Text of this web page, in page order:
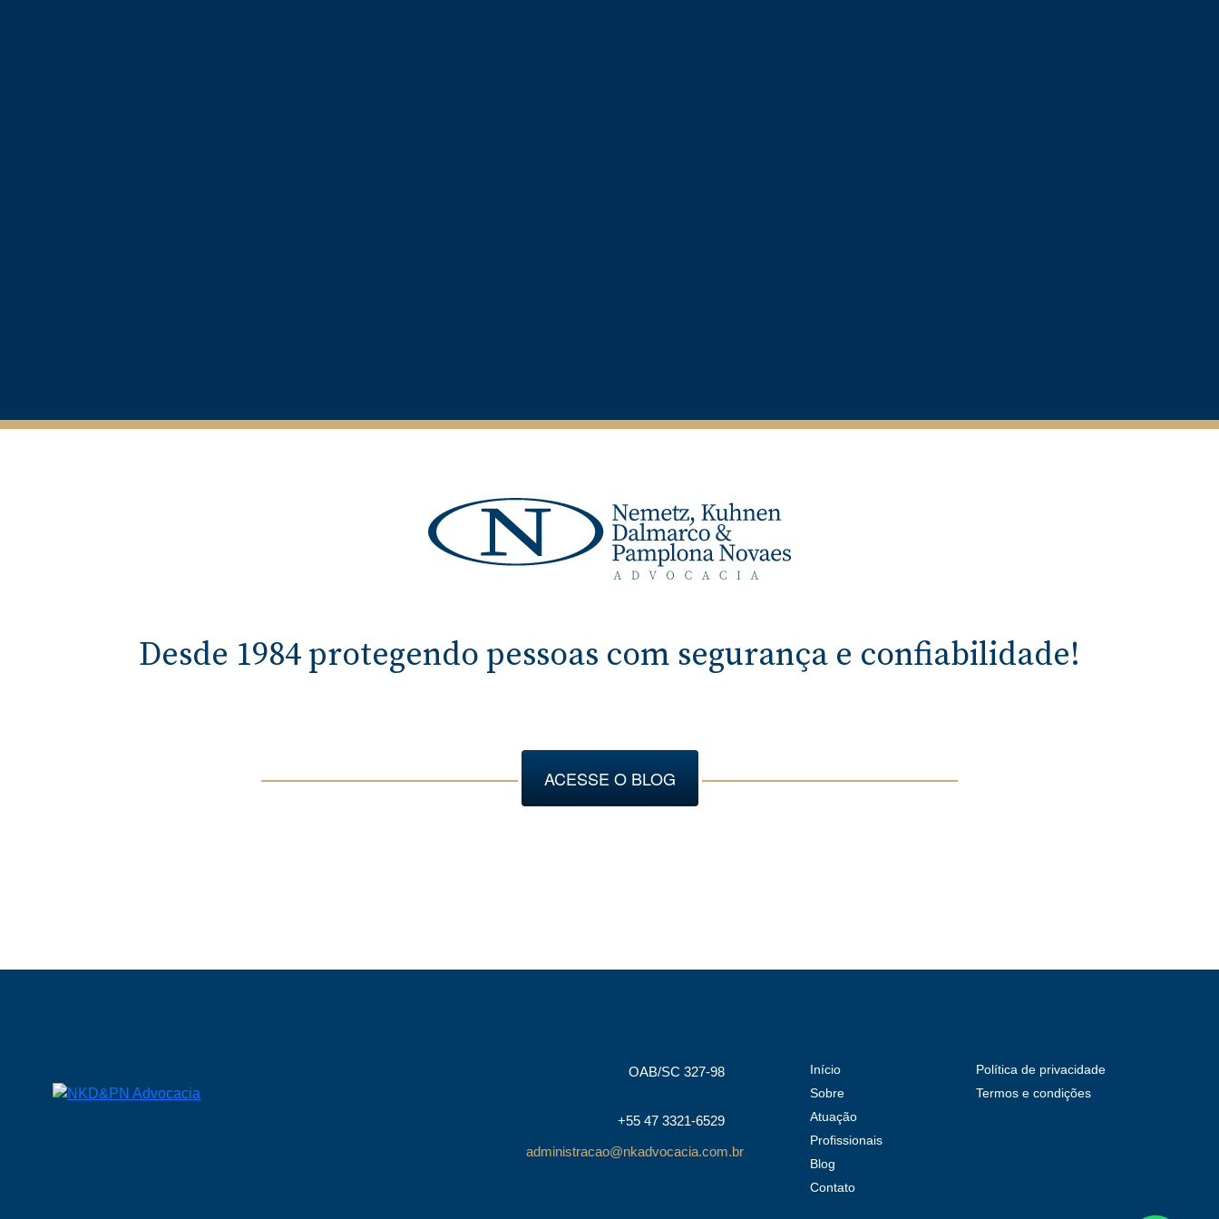
Desde 1984 protegendo pessoas com segurança e confiabilidade!
ACESSE O BLOG
OAB/SC 327-98
+55 47 3321-6529
administracao@nkadvocacia.com.br
Início
Sobre
Atuação
Profissionais
Blog
Contato
Política de privacidade
Termos e condições